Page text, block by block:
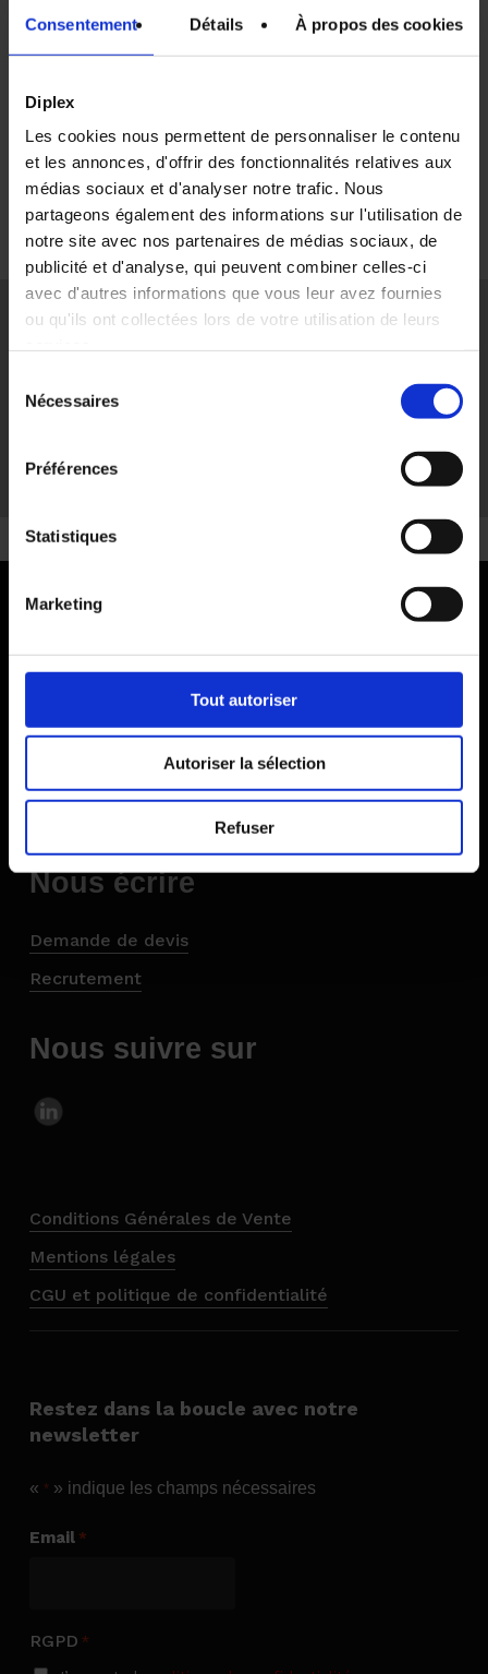
Consentement Détails À propos des cookies
Diplex
Les cookies nous permettent de personnaliser le contenu
et les annonces, d'offrir des fonctionnalités relatives aux
médias sociaux et d'analyser notre trafic. Nous
partageons également des informations sur l'utilisation de
notre site avec nos partenaires de médias sociaux, de
publicité et d'analyse, qui peuvent combiner celles-ci
avec d'autres informations que vous leur avez fournies
ou qu'ils ont collectées lors de votre utilisation de leurs
Nécessaires
Préférences
Statistiques
Marketing
Tout autoriser
Autoriser la sélection
Refuser
Votre panier est vide.
Voir les produits
A partir de : €
Nous rencontrer
Siège Social & Usine:
DIPLEX – Zone d’activité La Pichatière – BP 14
Tel : 04 76 35 55 97
Fax : 04 76 35 31 18
Nous écrire
Demande de devis
Recrutement
Nous suivre sur
Conditions Générales de Vente
Mentions légales
CGU et politique de confidentialité
Restez dans la boucle avec notre
newsletter
« * » indique les champs nécessaires
Email *
RGPD *